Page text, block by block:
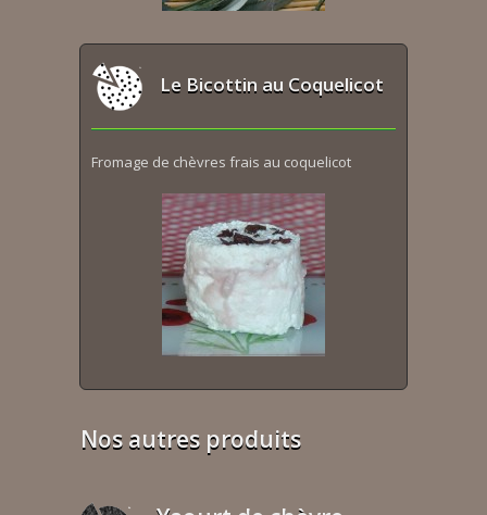
Le Bicottin au Coquelicot
Fromage de chèvres frais au coquelicot
Nos autres produits